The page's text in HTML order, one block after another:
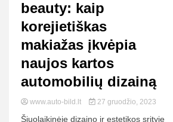
beauty: kaip
korejietiškas
makiažas įkvėpia
naujos kartos
automobilių dizainą
www.auto-bild.lt 27 gruodžio, 2023
Šiuolaikinėje dizaino ir estetikos srityje